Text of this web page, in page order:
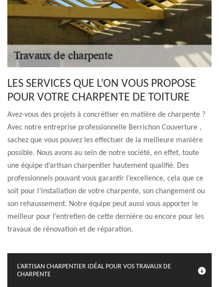
LES SERVICES QUE L’ON VOUS PROPOSE
POUR VOTRE CHARPENTE DE TOITURE
Avez-vous des projets à concrétiser en matière de charpente ?
Avec notre entreprise professionnelle Berrichon Couverture ,
sachez que vous pouvez les effectuer de la meilleure manière
possible. Nous avons au sein de notre société, en effet, toute
une équipe d’artisan charpentier hautement qualifié. Des
professionnels pouvant vous garantir l’excellence, cela que ce
soit pour l’installation de votre charpente, son changement ou
son rehaussement. Notre équipe peut aussi vous apporter le
meilleur pour l’entretien de cette dernière ou encore pour les
travaux de rénovation et de réparation.
L’ARTISAN CHARPENTIER IDÉAL POUR VOS TRAVAUX DE
CHARPENTE